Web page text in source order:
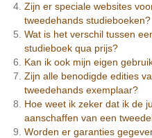
Zijn er speciale websites
tweedehands studieboeken?
Wat is het verschil tussen
studieboek qua prijs?
Kan ik ook mijn eigen
Zijn alle benodigde edities
tweedehands exemplaar?
Hoe weet ik zeker dat ik de
aanschaffen van een
Worden er garanties